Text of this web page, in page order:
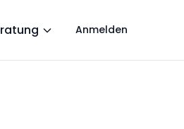
Anmelden